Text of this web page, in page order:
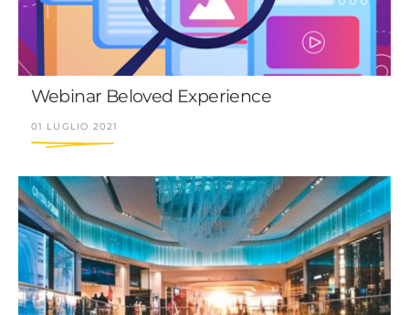
Webinar Beloved Experience
01 LUGLIO 2021